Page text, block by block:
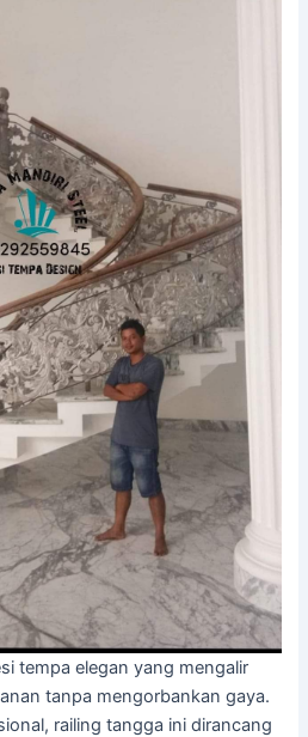
tempa elegan yang mengalir
tanpa mengorbankan gaya.
railing tangga ini dirancang